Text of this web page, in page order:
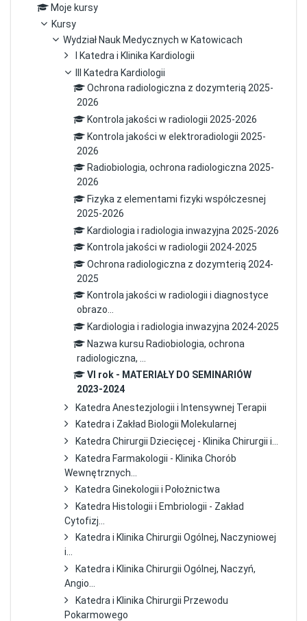
Moje kursy
Kursy
Wydział Nauk Medycznych w Katowicach
I Katedra i Klinika Kardiologii
III Katedra Kardiologii
Ochrona radiologiczna z dozymterią 2025-
2026
Kontrola jakości w radiologii 2025-2026
Kontrola jakości w elektroradiologii 2025-
2026
Radiobiologia, ochrona radiologiczna 2025-
2026
Fizyka z elementami fizyki współczesnej
2025-2026
Kardiologia i radiologia inwazyjna 2025-2026
Kontrola jakości w radiologii 2024-2025
Ochrona radiologiczna z dozymterią 2024-
2025
Kontrola jakości w radiologii i diagnostyce
obrazo...
Kardiologia i radiologia inwazyjna 2024-2025
Nazwa kursu Radiobiologia, ochrona
radiologiczna, ...
VI rok - MATERIAŁY DO SEMINARIÓW
2023-2024
Katedra Anestezjologii i Intensywnej Terapii
Katedra i Zakład Biologii Molekularnej
Katedra Chirurgii Dziecięcej - Klinika Chirurgii i...
Katedra Farmakologii - Klinika Chorób
Wewnętrznych...
Katedra Ginekologii i Położnictwa
Katedra Histologii i Embriologii - Zakład
Cytofizj...
Katedra i Klinika Chirurgii Ogólnej, Naczyniowej
i...
Katedra i Klinika Chirurgii Ogólnej, Naczyń,
Angio...
Katedra i Klinika Chirurgii Przewodu
Pokarmowego